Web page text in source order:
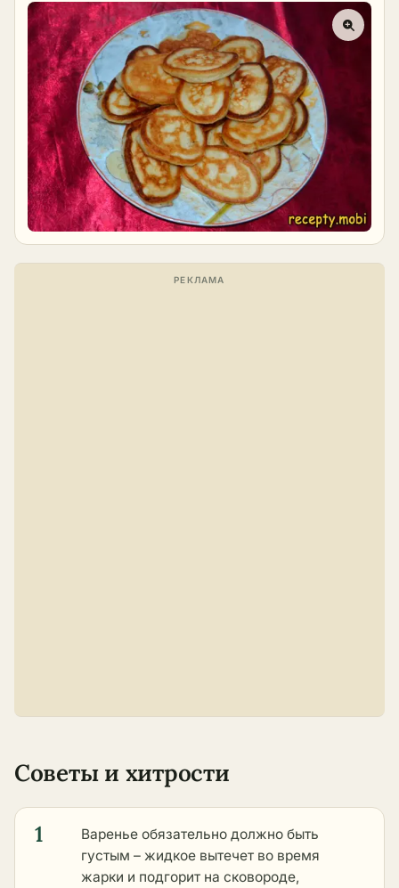
Советы и хитрости
1
Варенье обязательно должно быть
густым – жидкое вытечет во время
жарки и подгорит на сковороде,